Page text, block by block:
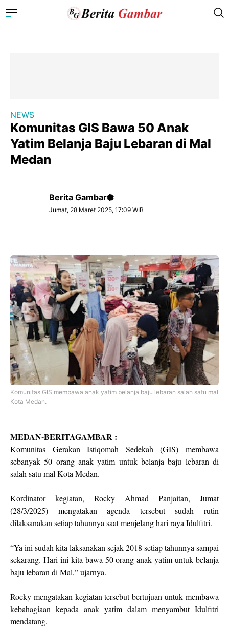
NEWS
Komunitas GIS Bawa 50 Anak
Yatim Belanja Baju Lebaran di Mal
Medan
Berita Gambar
Jumat, 28 Maret 2025, 17:09 WIB
Komunitas GIS membawa anak yatim belanja baju lebaran salah satu mal
Kota Medan.
MEDAN-BERITAGAMBAR :
Komunitas Gerakan Istiqomah Sedekah (GIS) membawa
sebanyak 50 orang anak yatim untuk belanja baju lebaran di
salah satu mal Kota Medan.
Kordinator kegiatan, Rocky Ahmad Panjaitan, Jumat
(28/3/2025) mengatakan agenda tersebut sudah rutin
dilaksanakan setiap tahunnya saat menjelang hari raya Idulfitri.
“Ya ini sudah kita laksanakan sejak 2018 setiap tahunnya sampai
sekarang. Hari ini kita bawa 50 orang anak yatim untuk belanja
baju lebaran di Mal,” ujarnya.
Rocky mengatakan kegiatan tersebut bertujuan untuk membawa
kebahagiaan kepada anak yatim dalam menyambut Idulfitri
mendatang.